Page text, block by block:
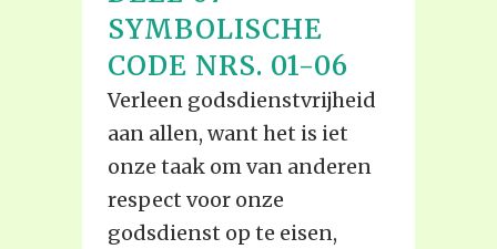
SYMBOLISCHE
CODE NRS. 01-06
Verleen godsdienstvrijheid
aan allen, want het is iet
onze taak om van anderen
respect voor onze
godsdienst op te eisen,